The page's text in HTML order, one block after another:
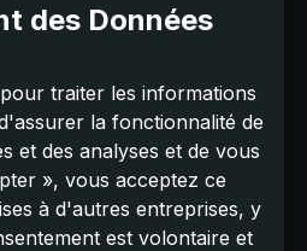
des Données
traiter les informations
la fonctionnalité de
et des analyses et de vous
», vous acceptez ce
à d'autres entreprises, y
est volontaire et